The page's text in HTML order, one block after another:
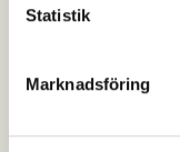
Statistik
Marknadsföring